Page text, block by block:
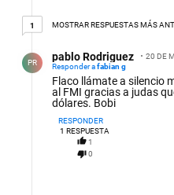
11 respuesta más antiguas
MOSTRAR RESPUESTAS MÁS
PR pablo Rodriguez
20 DE
Responder afabian g
Flaco llámate a silencio
al FMI gracias a judas
dólares. Bobi
RESPONDER
1 RESPUESTA
1
0